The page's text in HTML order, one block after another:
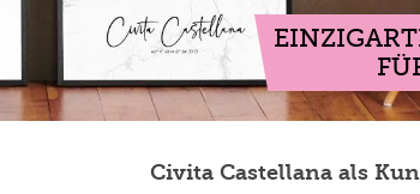
Civita Castellana als